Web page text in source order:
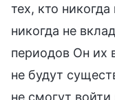
тех, кто
никогда не
периодов Он их
не будут
не смогут